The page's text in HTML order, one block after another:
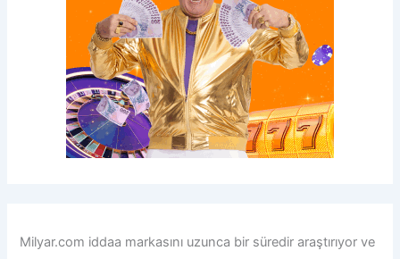
Milyar.com iddaa markasını uzunca bir süredir araştırıyor ve